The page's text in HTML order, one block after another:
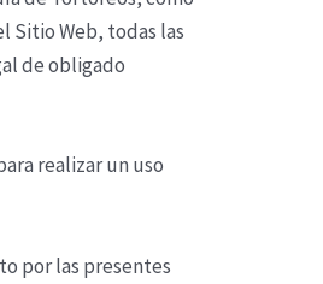
Sitio Web, todas las
de obligado
realizar un uso
por las presentes